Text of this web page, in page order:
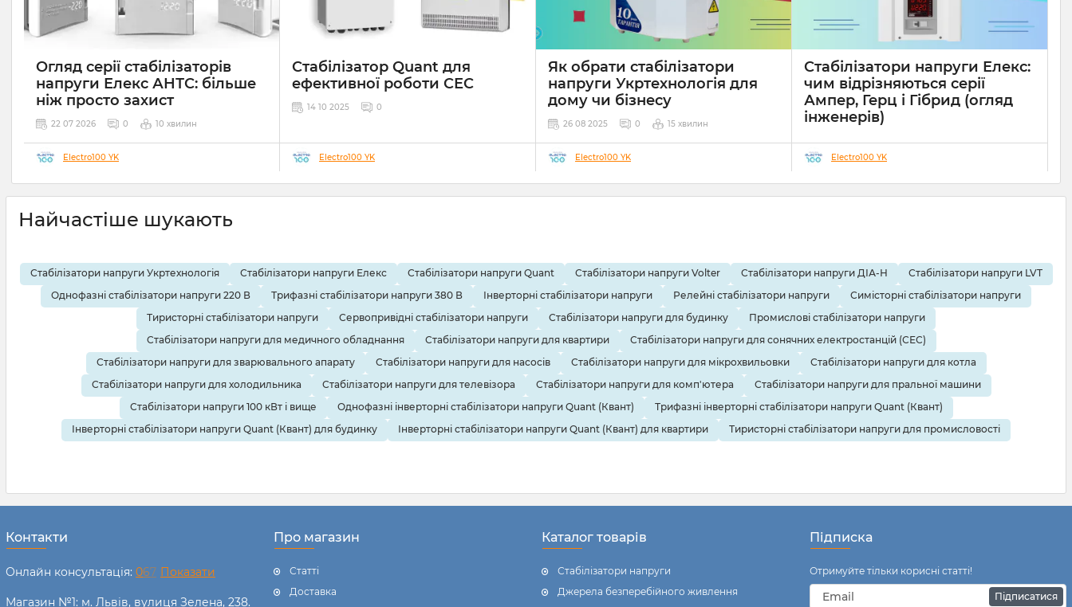
Огляд серії стабілізаторів
напруги Елекс АНТС: більше
ніж просто захист
22 07 2026 0 10 хвилин
Electro100 YK
Стабілізатор Quant для
ефективної роботи СЕС
14 10 2025 0
Electro100 YK
Як обрати стабілізатори
напруги Укртехнологія для
дому чи бізнесу
26 08 2025 0 15 хвилин
Electro100 YK
Стабілізатори напруги Елекс:
чим відрізняються серії
Ампер, Герц і Гібрид (огляд
інженерів)
19 08 2025 0
10 хвилин
Electro100 YK
Найчастіше шукають
Стабілізатори напруги Укртехнологія Стабілізатори напруги Елекс Стабілізатори напруги Quant Стабілізатори напруги Volter Стабілізатори напруги ДІА-Н
Стабілізатори напруги LVT
Однофазні стабілізатори напруги 220 В
Трифазні стабілізатори напруги 380 В Інверторні стабілізатори напруги Релейні стабілізатори напруги
Симісторні стабілізатори напруги
Тиристорні стабілізатори напруги
Сервопривідні стабілізатори напруги Стабілізатори напруги для будинку
Промислові стабілізатори напруги
Стабілізатори напруги для медичного обладнання
Стабілізатори напруги для квартири
Стабілізатори напруги для сонячних електростанцій (СЕС)
Стабілізатори напруги для зварювального апарату
Стабілізатори напруги для насосів Стабілізатори напруги для мікрохвильовки
Стабілізатори напруги для котла
Стабілізатори напруги для холодильника
Стабілізатори напруги для телевізора Стабілізатори напруги для комп'ютера
Стабілізатори напруги для пральної машини
Стабілізатори напруги 100 кВт і вище
Однофазні інверторні стабілізатори напруги Quant (Квант)
Трифазні інверторні стабілізатори напруги Quant (Квант)
Інверторні стабілізатори напруги Quant (Квант) для будинку
Інверторні стабілізатори напруги Quant (Квант) для квартири Тиристорні стабілізатори напруги для промисловості
Контакти
Онлайн консультація: 067 Показати
Магазин №1: м. Львів, вулиця Зелена, 238.
Про магазин
Статті
Доставка
Каталог товарів
Стабілізатори напруги
Джерела безперебійного живлення
Підписка
Отримуйте тільки корисні статті!
Підписатися